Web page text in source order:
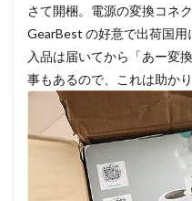
さて開梱。電源の変換コネ
GearBest の好意で出荷国
入品は届いてから「あー変
事もあるので、これは助かり